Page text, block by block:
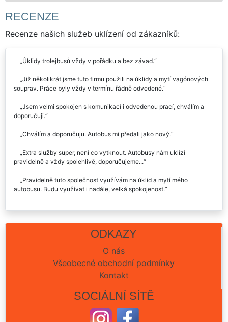
RECENZE
Recenze našich služeb uklízení od zákazníků:
Úklidy trolejbusů vždy v pořádku a bez závad.
Již několikrát jsme tuto firmu použili na úklidy a mytí vagónových
souprav. Práce byly vždy v termínu řádně odvedené.
Jsem velmi spokojen s komunikací i odvedenou prací, chválím a
doporučuji.
Chválím a doporučuju. Autobus mi předali jako nový.
Extra služby super, není co vytknout. Autobusy nám uklízí
pravidelně a vždy spolehlivě, doporučujeme...
Pravidelně tuto společnost využívám na úklid a mytí mého
autobusu. Budu využívat i nadále, velká spokojenost.
ODKAZY
O nás
Všeobecné obchodní podmínky
Kontakt
SOCIÁLNÍ SÍTĚ